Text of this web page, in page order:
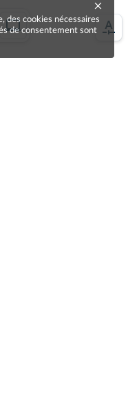
des cookies nécessaires
de consentement sont